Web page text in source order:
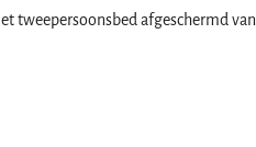
tweepersoonsbed afgeschermd